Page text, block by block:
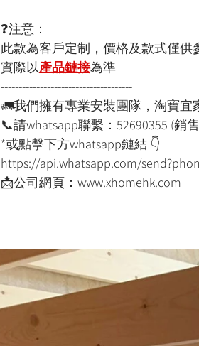
❓注意：
此款為客戶定制，價格及款式僅供
實際以產品鏈接為準
-------------------------------------
🚛我們擁有專業安裝團隊，淘寶宜
📞請whatsapp聯繫：52690355 (銷
*或點擊下方whatsapp鏈結 👇
https://api.whatsapp.com/
📩公司網頁：www.xhomehk.com